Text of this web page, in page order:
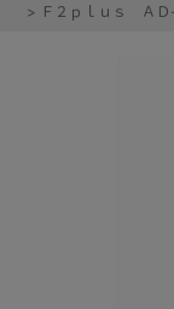
> Ｆ２ｐｌｕｓ Ａ